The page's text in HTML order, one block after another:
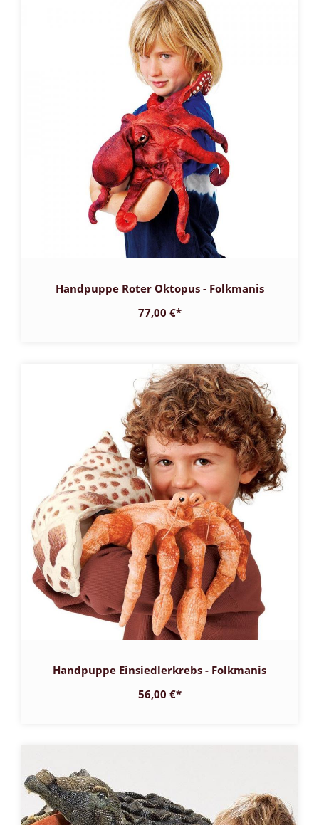
Handpuppe Roter Oktopus - Folkmanis
77,00 €*
Handpuppe Einsiedlerkrebs - Folkmanis
56,00 €*